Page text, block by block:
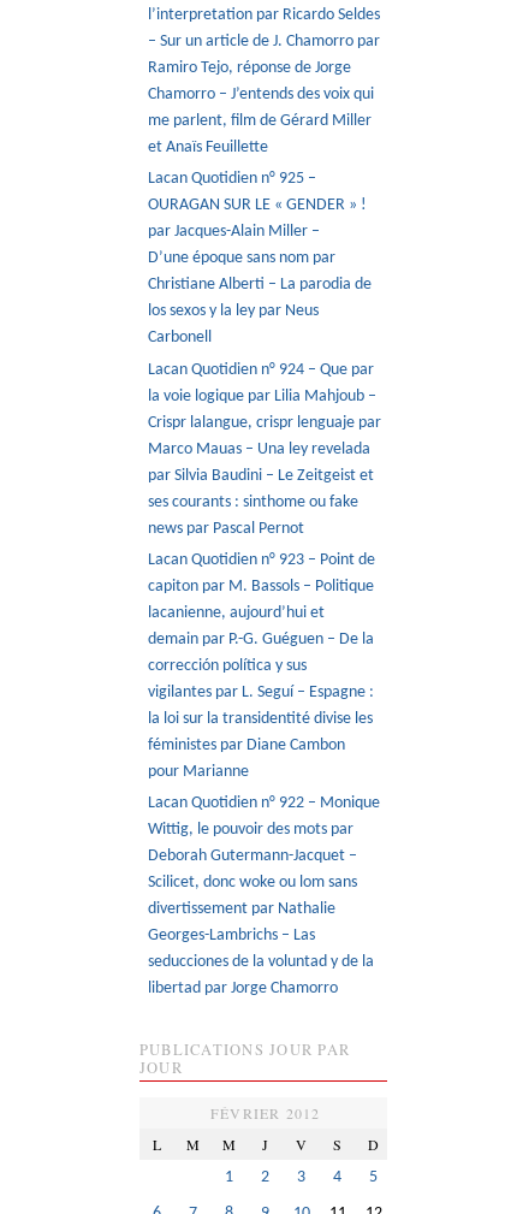
l’interpretation par Ricardo Seldes
– Sur un article de J. Chamorro par
Ramiro Tejo, réponse de Jorge
Chamorro – J’entends des voix qui
me parlent, film de Gérard Miller
et Anaïs Feuillette
Lacan Quotidien n° 925 –
OURAGAN SUR LE « GENDER » !
par Jacques-Alain Miller –
D’une époque sans nom par
Christiane Alberti – La parodia de
los sexos y la ley par Neus
Carbonell
Lacan Quotidien n° 924 – Que par
la voie logique par Lilia Mahjoub –
Crispr lalangue, crispr lenguaje par
Marco Mauas – Una ley revelada
par Silvia Baudini – Le Zeitgeist et
ses courants : sinthome ou fake
news par Pascal Pernot
Lacan Quotidien n° 923 – Point de
capiton par M. Bassols – Politique
lacanienne, aujourd’hui et
demain par P.-G. Guéguen – De la
corrección política y sus
vigilantes par L. Seguí – Espagne :
la loi sur la transidentité divise les
féministes par Diane Cambon
pour Marianne
Lacan Quotidien n° 922 – Monique
Wittig, le pouvoir des mots par
Deborah Gutermann-Jacquet –
Scilicet, donc woke ou lom sans
divertissement par Nathalie
Georges-Lambrichs – Las
seducciones de la voluntad y de la
libertad par Jorge Chamorro
PUBLICATIONS JOUR PAR
JOUR
FÉVRIER 2012
L
M M J V S D
1 2 3 4
5